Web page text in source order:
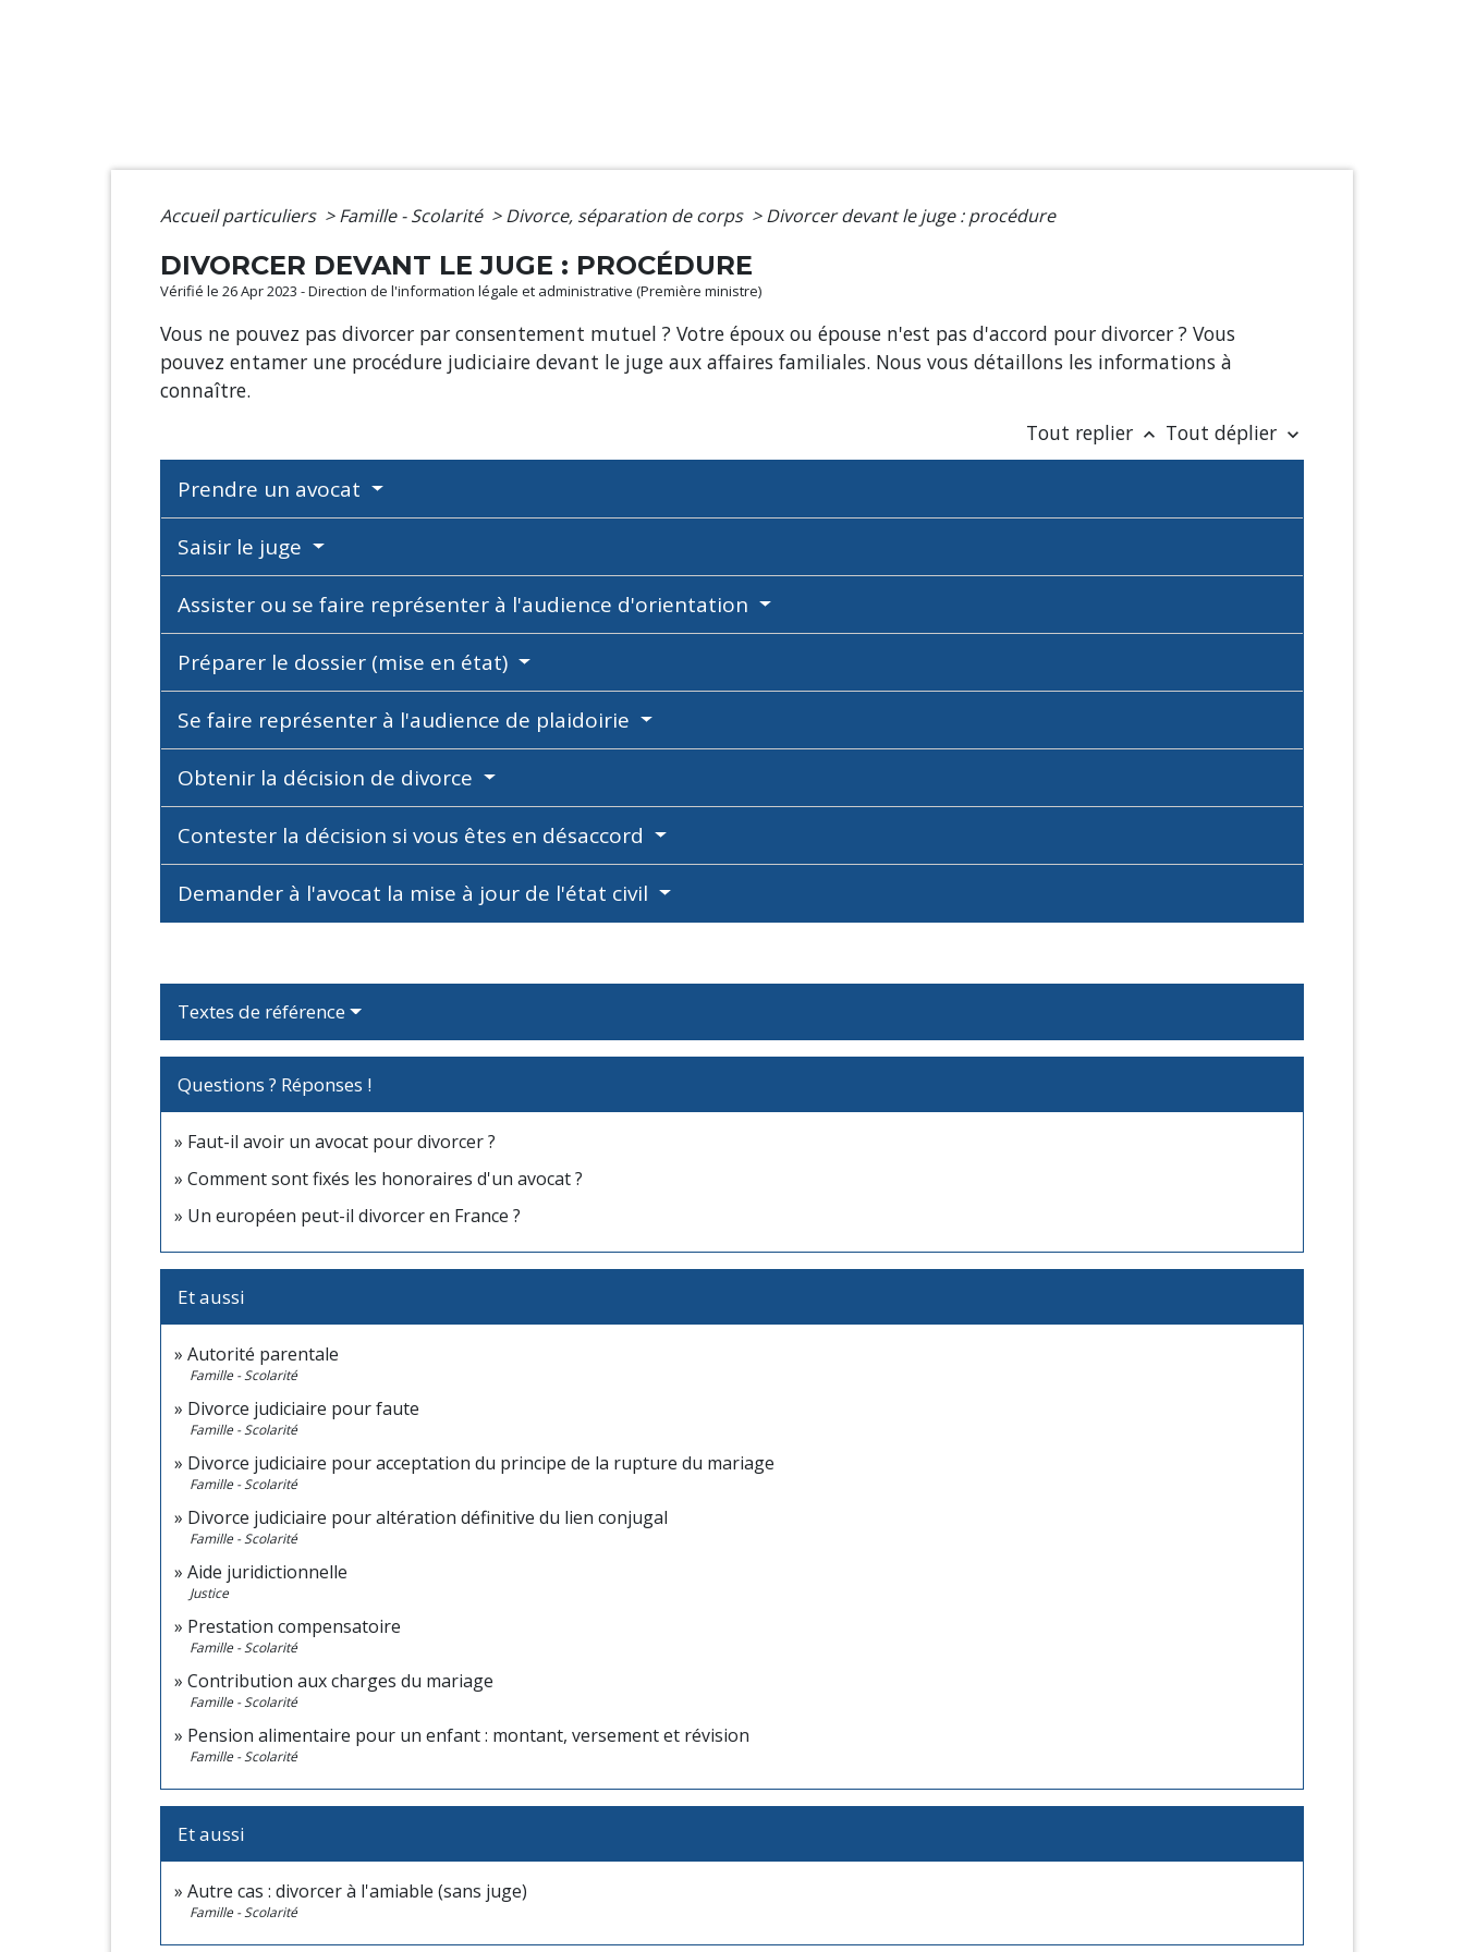
Accueil particuliers > Famille - Scolarité > Divorce, séparation de corps > Divorcer devant le juge : procédure
DIVORCER DEVANT LE JUGE : PROCÉDURE
Vérifié le 26 Apr 2023 - Direction de l'information légale et administrative (Première ministre)
Vous ne pouvez pas divorcer par consentement mutuel ? Votre époux ou épouse n'est pas d'accord pour divorcer ? Vous
pouvez entamer une procédure judiciaire devant le juge aux affaires familiales. Nous vous détaillons les informations à
connaître.
Tout replier keyboard_arrow_up Tout déplier keyboard_arrow_down
Prendre un avocat
Saisir le juge
Assister ou se faire représenter à l'audience d'orientation
Préparer le dossier (mise en état)
Se faire représenter à l'audience de plaidoirie
Obtenir la décision de divorce
Contester la décision si vous êtes en désaccord
Demander à l'avocat la mise à jour de l'état civil
Textes de référence
Questions ? Réponses !
Faut-il avoir un avocat pour divorcer ?
Comment sont fixés les honoraires d'un avocat ?
Un européen peut-il divorcer en France ?
Et aussi
Autorité parentale
Famille - Scolarité
Divorce judiciaire pour faute
Famille - Scolarité
Divorce judiciaire pour acceptation du principe de la rupture du mariage
Famille - Scolarité
Divorce judiciaire pour altération définitive du lien conjugal
Famille - Scolarité
Aide juridictionnelle
Justice
Prestation compensatoire
Famille - Scolarité
Contribution aux charges du mariage
Famille - Scolarité
Pension alimentaire pour un enfant : montant, versement et révision
Famille - Scolarité
Et aussi
Autre cas : divorcer à l'amiable (sans juge)
Famille - Scolarité